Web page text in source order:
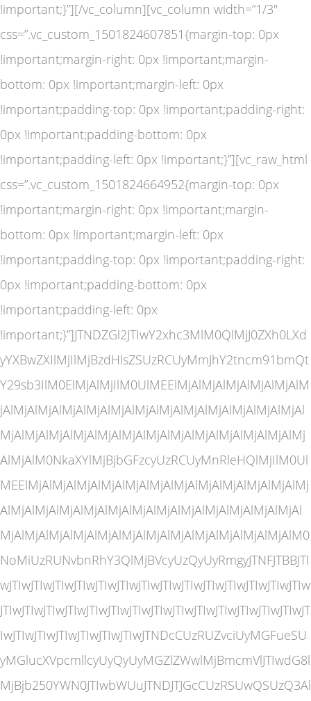
!important;}”][/vc_column][vc_column width=”1/3″
css=”.vc_custom_1501824607851{margin-top: 0px
!important;margin-right: 0px !important;margin-
bottom: 0px !important;margin-left: 0px
!important;padding-top: 0px !important;padding-right:
0px !important;padding-bottom: 0px
!important;padding-left: 0px !important;}”][vc_raw_html
css=”.vc_custom_1501824664952{margin-top: 0px
!important;margin-right: 0px !important;margin-
bottom: 0px !important;margin-left: 0px
!important;padding-top: 0px !important;padding-right:
0px !important;padding-bottom: 0px
!important;padding-left: 0px
!important;}”]JTNDZGl2JTIwY2xhc3MlM0QlMjJ0ZXh0LXd
yYXBwZXIlMjIlMjBzdHlsZSUzRCUyMmJhY2tncm91bmQt
Y29sb3IlM0ElMjAlMjIlM0UlMEElMjAlMjAlMjAlMjAlMjAlM
jAlMjAlMjAlMjAlMjAlMjAlMjAlMjAlMjAlMjAlMjAlMjAlMjAl
MjAlMjAlMjAlMjAlMjAlMjAlMjAlMjAlMjAlMjAlMjAlMjAlMj
AlMjAlM0NkaXYlMjBjbGFzcyUzRCUyMnRleHQlMjIlM0Ul
MEElMjAlMjAlMjAlMjAlMjAlMjAlMjAlMjAlMjAlMjAlMjAlMj
AlMjAlMjAlMjAlMjAlMjAlMjAlMjAlMjAlMjAlMjAlMjAlMjAl
MjAlMjAlMjAlMjAlMjAlMjAlMjAlMjAlMjAlMjAlMjAlMjAlM0
NoMiUzRUNvbnRhY3QlMjBVcyUzQyUyRmgyJTNFJTBBJTI
wJTIwJTIwJTIwJTIwJTIwJTIwJTIwJTIwJTIwJTIwJTIwJTIwJTIwJTIw
JTIwJTIwJTIwJTIwJTIwJTIwJTIwJTIwJTIwJTIwJTIwJTIwJTIwJTIwJT
IwJTIwJTIwJTIwJTIwJTIwJTIwJTNDcCUzRUZvciUyMGFueSU
yMGlucXVpcmllcyUyQyUyMGZlZWwlMjBmcmVlJTIwdG8l
MjBjb250YWN0JTIwbWUuJTNDJTJGcCUzRSUwQSUzQ3Al